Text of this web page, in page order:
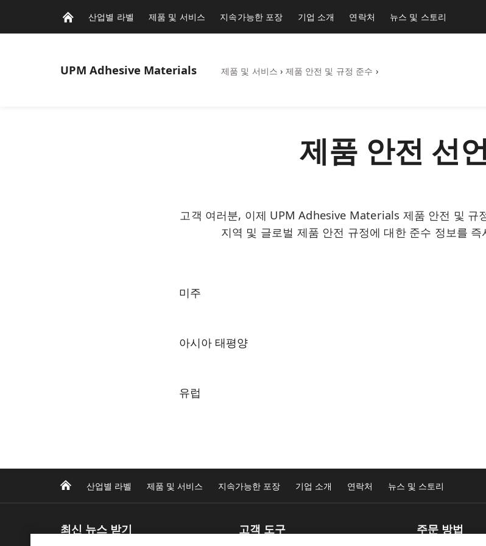
산업별 라벨 제품 및 서비스 지속가능한 포장 기업 소개 연락처 뉴스 및 스토리
UPM Adhesive Materials 제품 및 서비스 › 제품 안전 및 규정 준수 ›
제품 안전 선
고객 여러분, 이제 UPM Adhesive Materials 제품 안전 및 규
지역 및 글로벌 제품 안전 규정에 대한 준수 정보를
미주
공동 성명서(미주)
니다.
아시아 태평양
공동 성명서(아시아 태평양, APAC)
APAC 성명서 보기
유럽
유럽 공동 성명서에서는 유럽에서 제조되는 제품과 관련된 글로벌 산
요구 사항에 대한 일반 제품 안전 및 규정 준수 정보를 확인할 수 있습니
아래 링크에 액세스하여 단일 문서에 수록된 당사의 규정 준수 성명서
EU 공동 성명서 보기
산업별 라벨 제품 및 서비스 지속가능한 포장 기업 소개 연락처 뉴스 및 스토리
최신 뉴스 받기 고객 도구 주문 방법